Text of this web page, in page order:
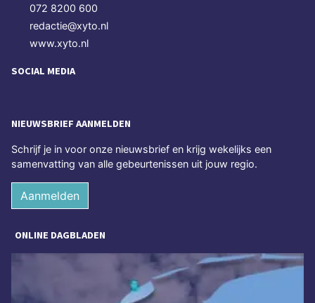
072 8200 600
redactie@xyto.nl
www.xyto.nl
SOCIAL MEDIA
NIEUWSBRIEF AANMELDEN
Schrijf je in voor onze nieuwsbrief en krijg wekelijks een
samenvatting van alle gebeurtenissen uit jouw regio.
Aanmelden
ONLINE DAGBLADEN